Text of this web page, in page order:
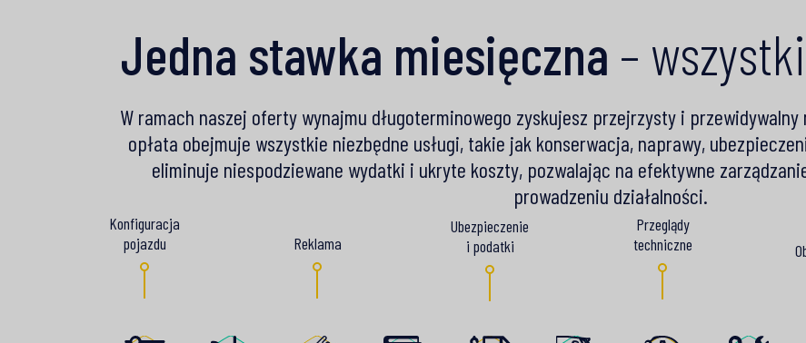
Jedna stawka miesięczna –
W ramach naszej oferty wynajmu długoterminowego zyskujesz przejrzysty i
opłata obejmuje wszystkie niezbędne usługi, takie jak konserwacja, naprawy,
eliminuje niespodziewane wydatki i ukryte koszty, pozwalając na efektywne
prowadzeniu działalności.
Konfiguracja
pojazdu
Reklama
Ubezpieczenie
i podatki
Przeglądy
techniczne